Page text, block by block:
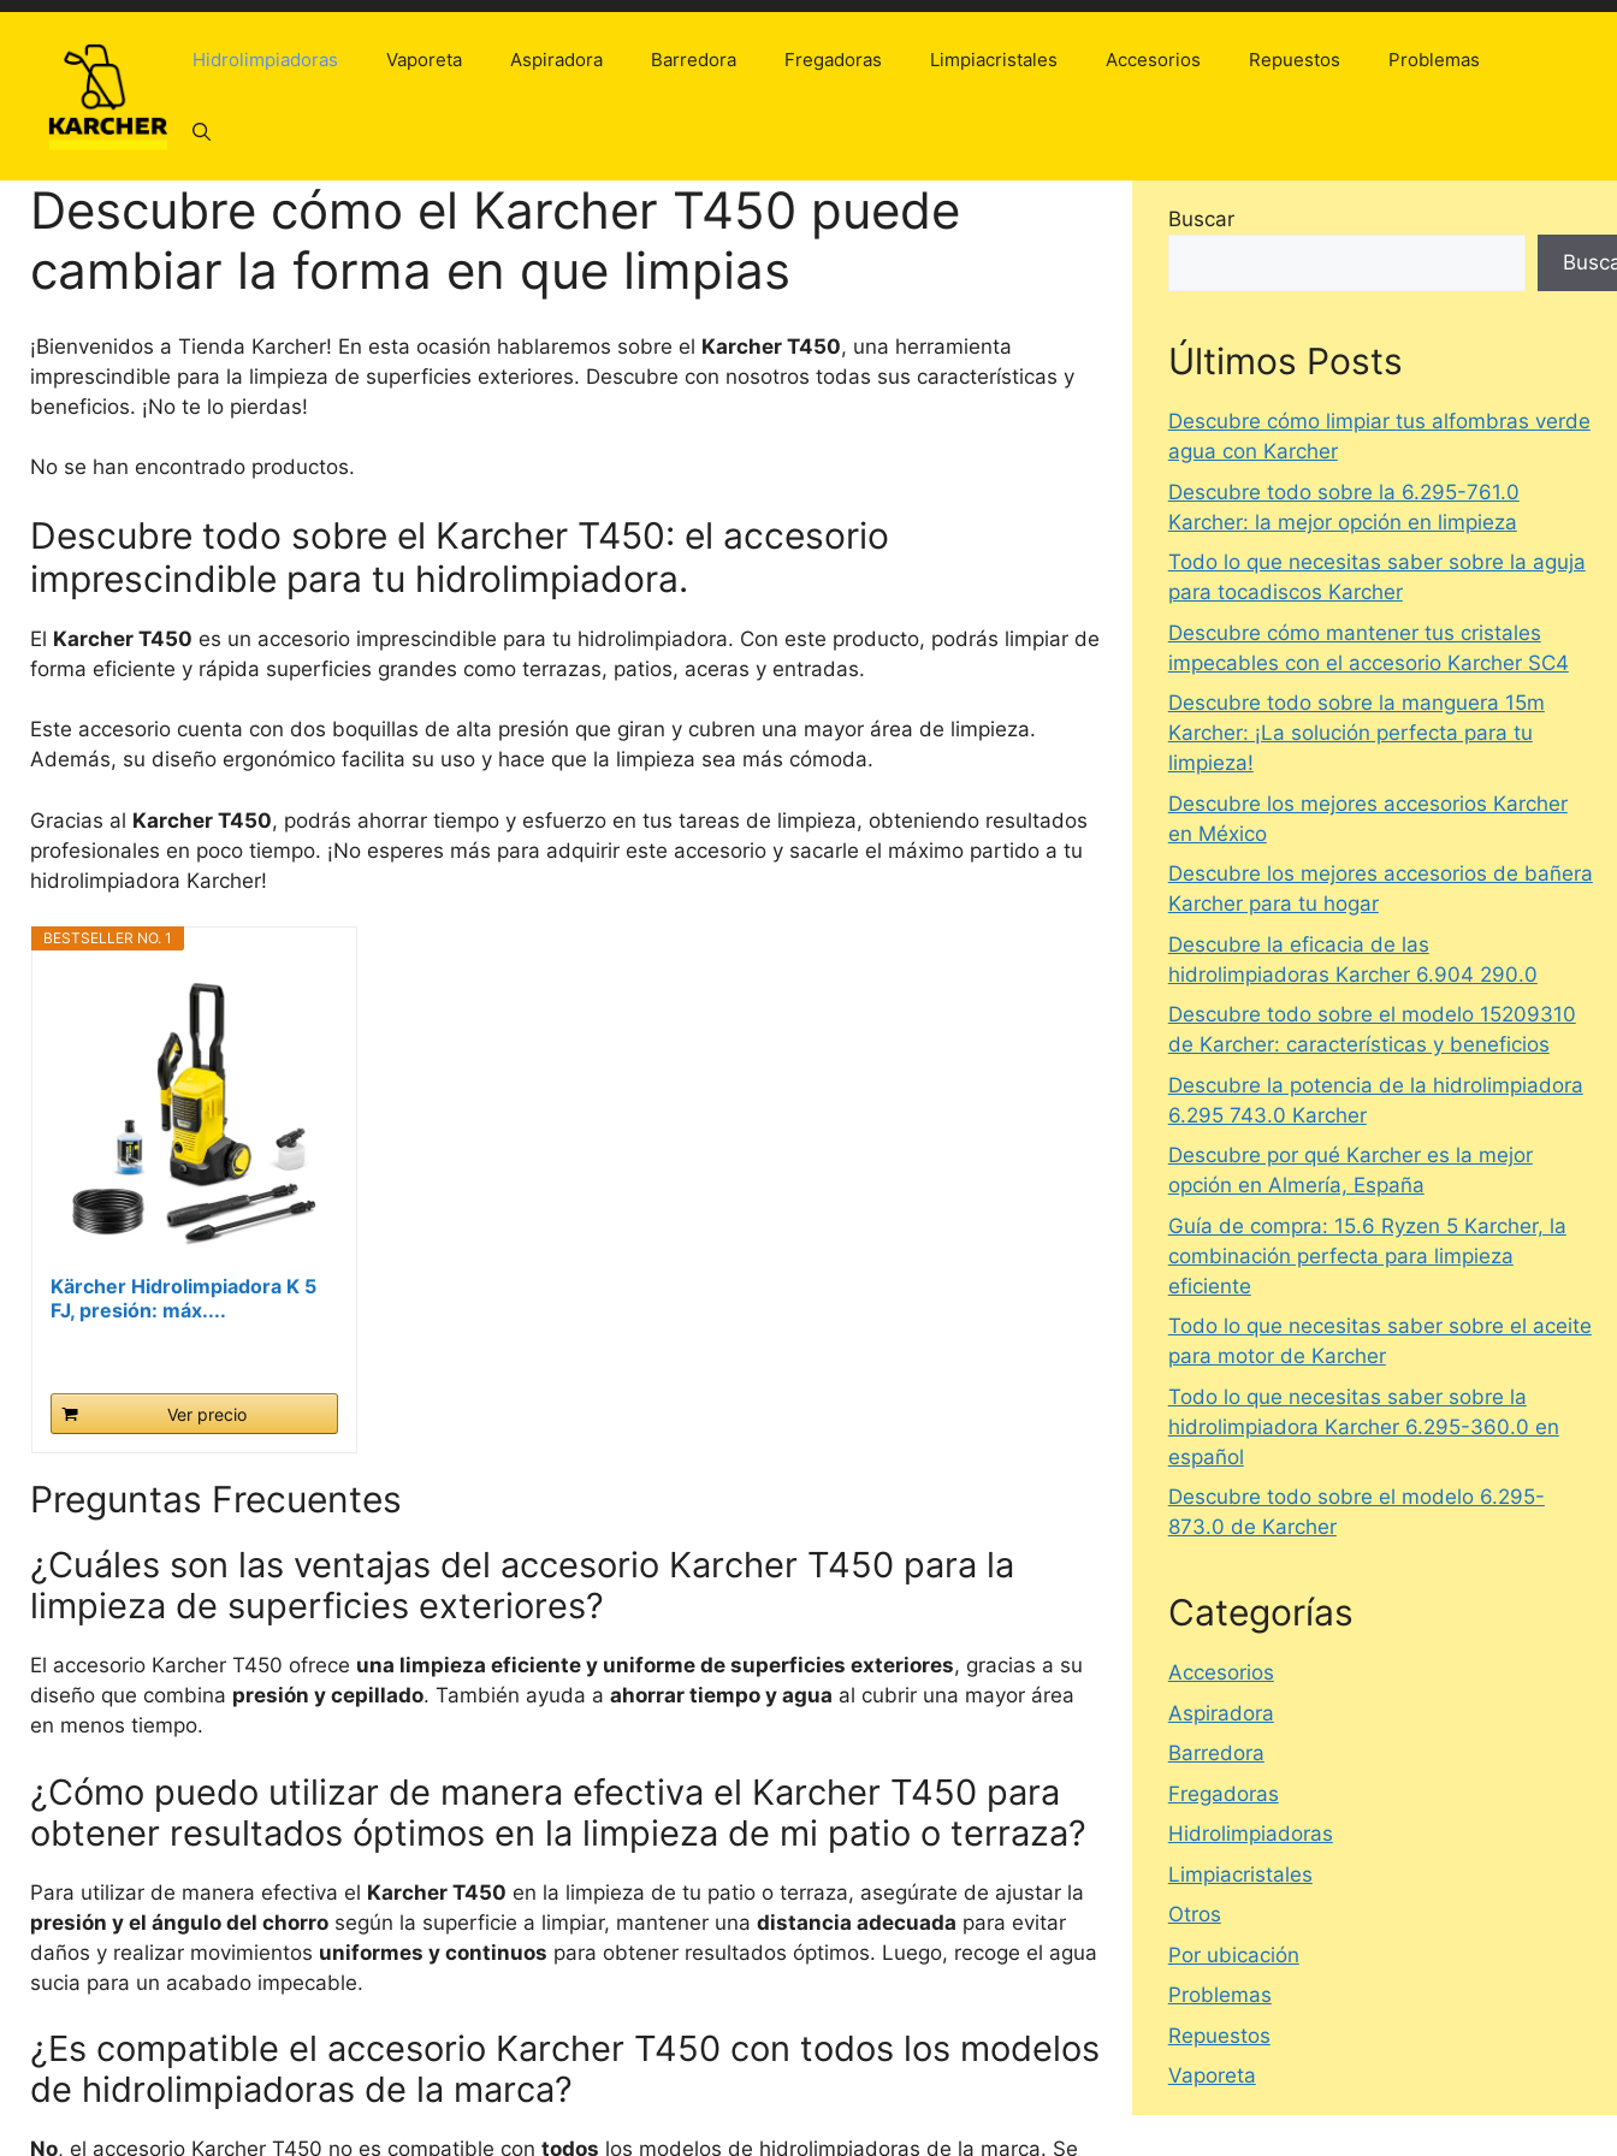
Saltar
contenido
Hidrolimpiadoras Vaporeta Aspiradora Barredora Fregadoras Limpiacristales Accesorios Repuestos Problemas
Descubre cómo el Karcher T450 puede
cambiar la forma en que limpias
¡Bienvenidos a Tienda Karcher! En esta ocasión hablaremos sobre el Karcher T450, una herramienta
imprescindible para la limpieza de superficies exteriores. Descubre con nosotros todas sus características y
beneficios. ¡No te lo pierdas!
No se han encontrado productos.
Descubre todo sobre el Karcher T450: el accesorio
imprescindible para tu hidrolimpiadora.
El Karcher T450 es un accesorio imprescindible para tu hidrolimpiadora. Con este producto, podrás limpiar de
forma eficiente y rápida superficies grandes como terrazas, patios, aceras y entradas.
Este accesorio cuenta con dos boquillas de alta presión que giran y cubren una mayor área de limpieza.
Además, su diseño ergonómico facilita su uso y hace que la limpieza sea más cómoda.
Gracias al Karcher T450, podrás ahorrar tiempo y esfuerzo en tus tareas de limpieza, obteniendo resultados
profesionales en poco tiempo. ¡No esperes más para adquirir este accesorio y sacarle el máximo partido a tu
hidrolimpiadora Karcher!
BESTSELLER NO. 1
Kärcher Hidrolimpiadora K 5
FJ, presión: máx....
Ver precio
Preguntas Frecuentes
¿Cuáles son las ventajas del accesorio Karcher T450 para la
limpieza de superficies exteriores?
El accesorio Karcher T450 ofrece una limpieza eficiente y uniforme de superficies exteriores, gracias a su
diseño que combina presión y cepillado. También ayuda a ahorrar tiempo y agua al cubrir una mayor área
en menos tiempo.
¿Cómo puedo utilizar de manera efectiva el Karcher T450 para
obtener resultados óptimos en la limpieza de mi patio o terraza?
Para utilizar de manera efectiva el Karcher T450 en la limpieza de tu patio o terraza, asegúrate de ajustar la
presión y el ángulo del chorro según la superficie a limpiar, mantener una distancia adecuada para evitar
daños y realizar movimientos uniformes y continuos para obtener resultados óptimos. Luego, recoge el agua
sucia para un acabado impecable.
¿Es compatible el accesorio Karcher T450 con todos los modelos
de hidrolimpiadoras de la marca?
No, el accesorio Karcher T450 no es compatible con todos los modelos de hidrolimpiadoras de la marca. Se
Buscar
Últimos Posts
Descubre cómo limpiar tus alfombras verde
agua con Karcher
Descubre todo sobre la 6.295-761.0
Karcher: la mejor opción en limpieza
Todo lo que necesitas saber sobre la aguja
para tocadiscos Karcher
Descubre cómo mantener tus cristales
impecables con el accesorio Karcher SC4
Descubre todo sobre la manguera 15m
Karcher: ¡La solución perfecta para tu
limpieza!
Descubre los mejores accesorios Karcher
en México
Descubre los mejores accesorios de bañera
Karcher para tu hogar
Descubre la eficacia de las
hidrolimpiadoras Karcher 6.904 290.0
Descubre todo sobre el modelo 15209310
de Karcher: características y beneficios
Descubre la potencia de la hidrolimpiadora
6.295 743.0 Karcher
Descubre por qué Karcher es la mejor
opción en Almería, España
Guía de compra: 15.6 Ryzen 5 Karcher, la
combinación perfecta para limpieza
eficiente
Todo lo que necesitas saber sobre el aceite
para motor de Karcher
Todo lo que necesitas saber sobre la
hidrolimpiadora Karcher 6.295-360.0 en
español
Descubre todo sobre el modelo 6.295-
873.0 de Karcher
Categorías
Accesorios
Aspiradora
Barredora
Fregadoras
Hidrolimpiadoras
Limpiacristales
Otros
Por ubicación
Problemas
Repuestos
Vaporeta